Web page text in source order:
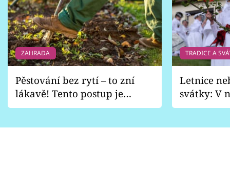
ZAHRADA
Pěstování bez rytí – to zní
lákavě! Tento postup je
vhodný jen pro některé
TRADICE A
Letnice
svátky: V
pondělí